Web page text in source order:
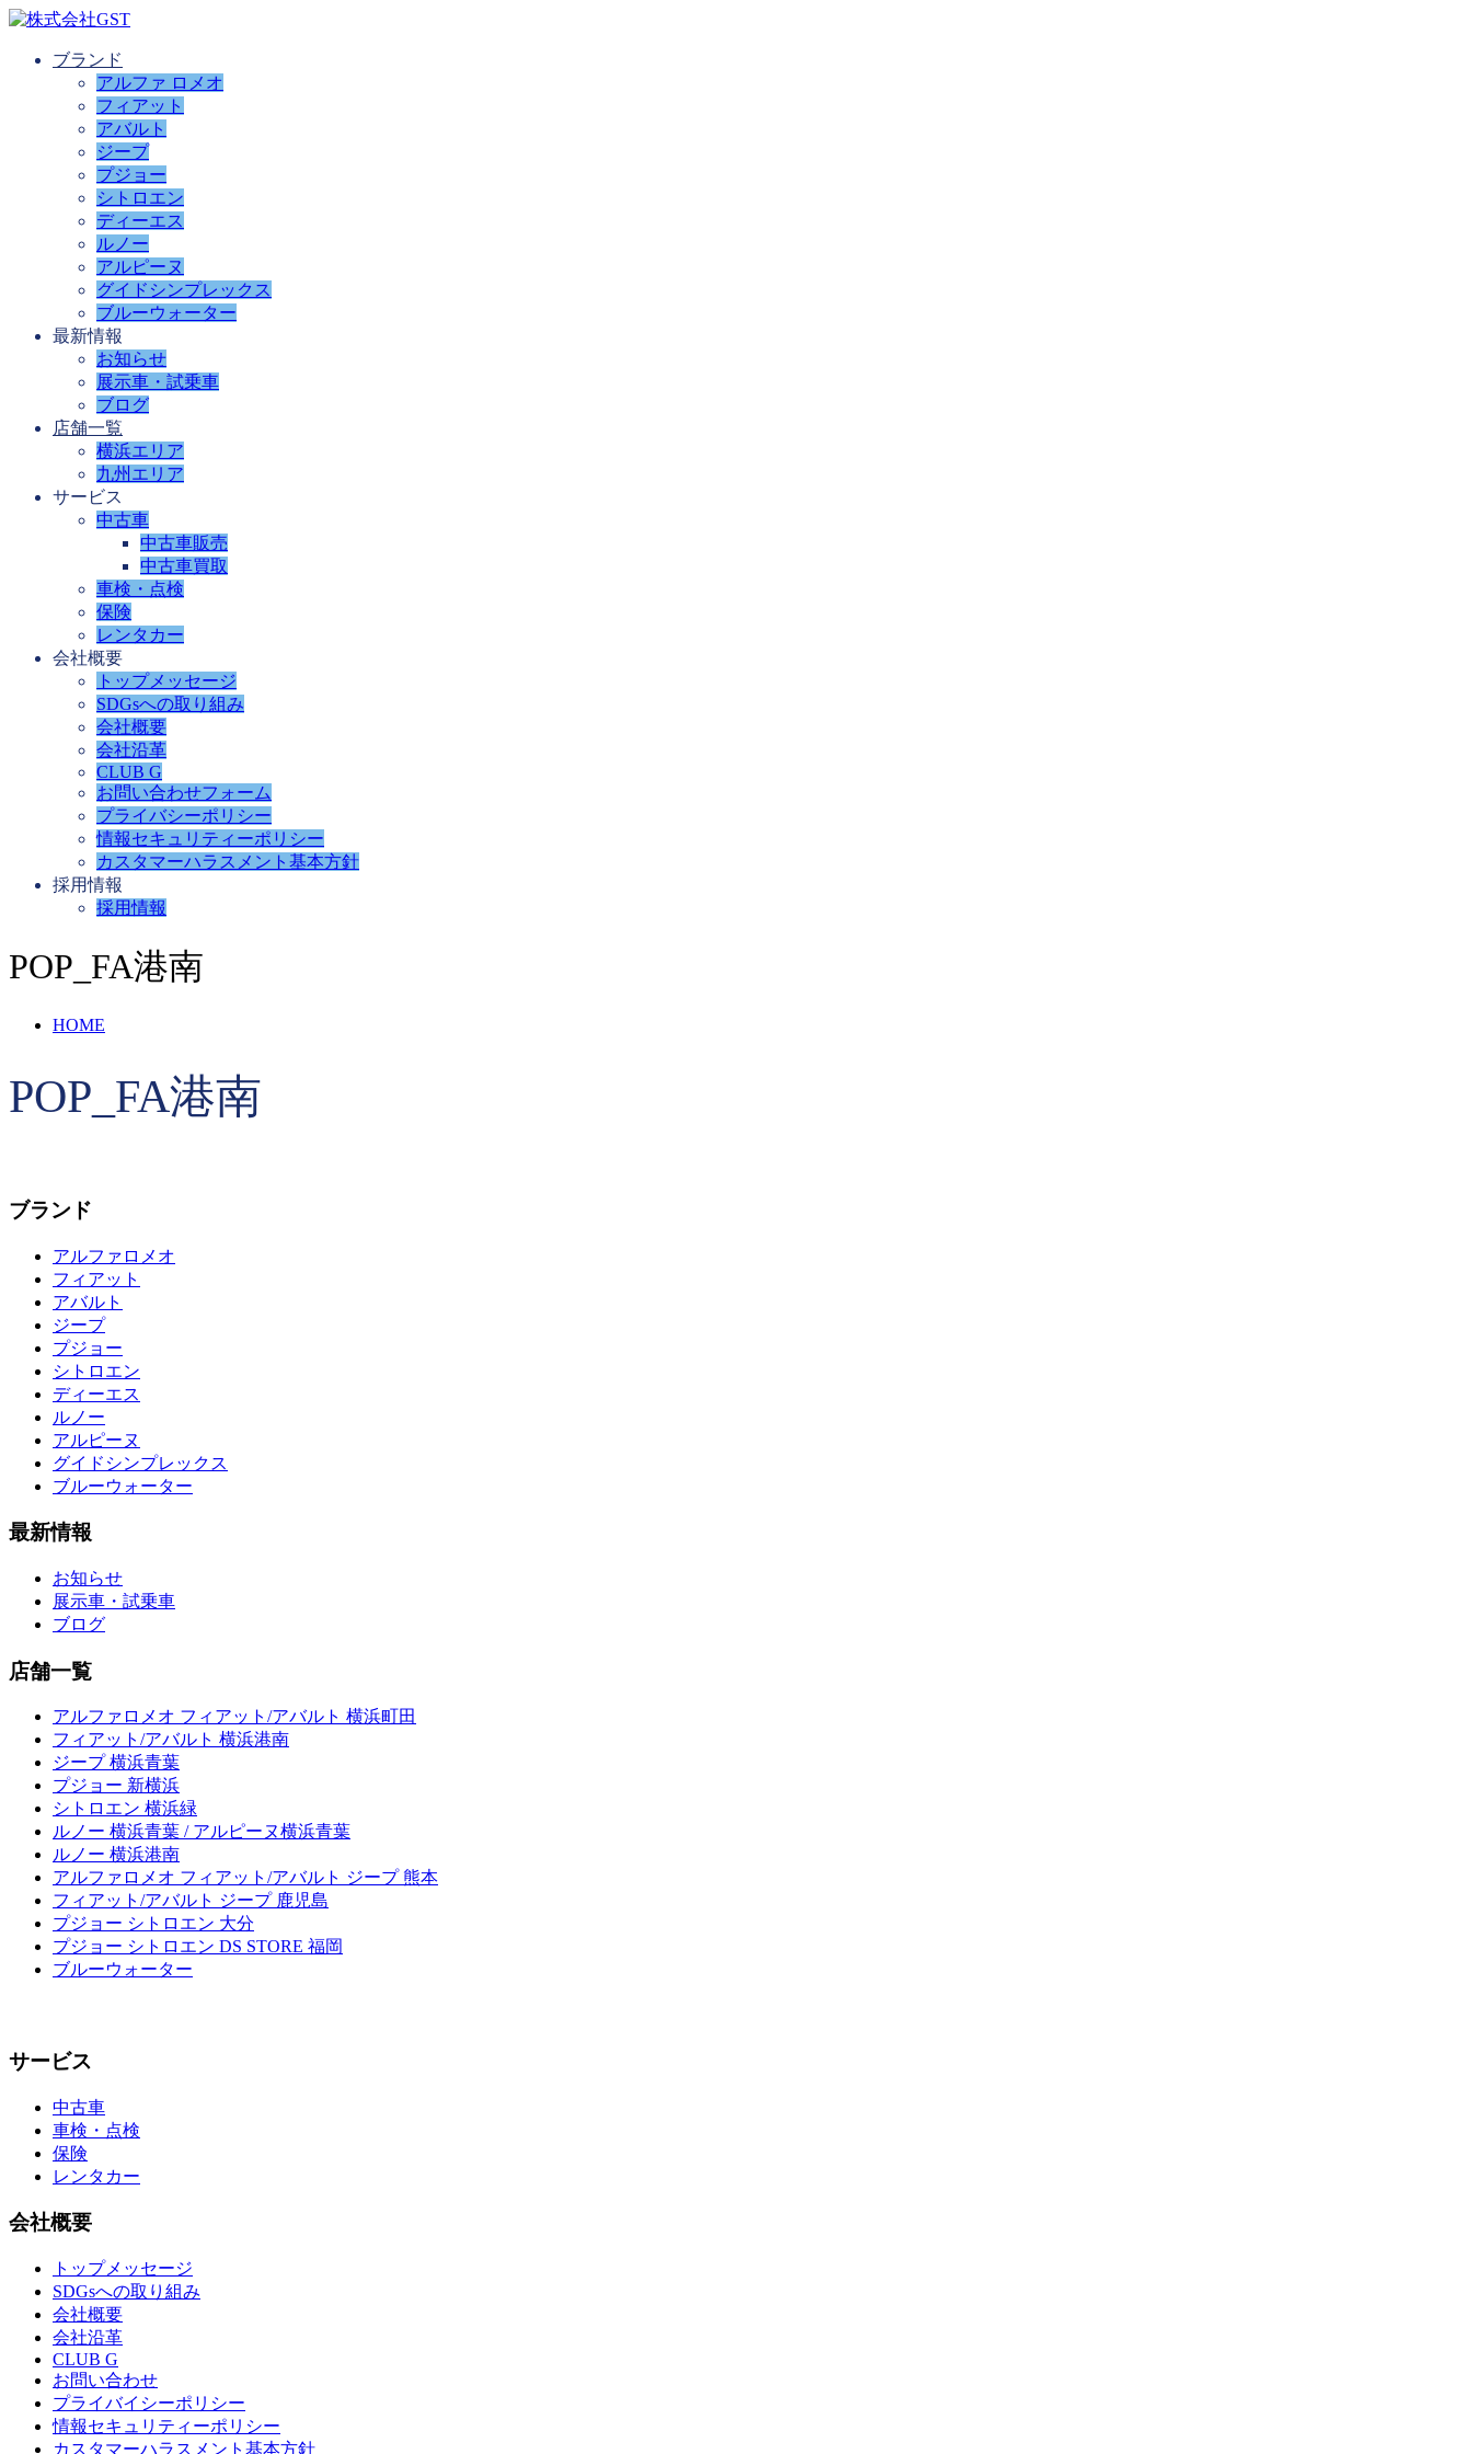
ブランド
アルファ ロメオ
フィアット
アバルト
ジープ
プジョー
シトロエン
ディーエス
ルノー
アルピーヌ
グイドシンプレックス
ブルーウォーター
最新情報
お知らせ
展示車・試乗車
ブログ
店舗一覧
横浜エリア
九州エリア
サービス
中古車
中古車販売
中古車買取
車検・点検
保険
レンタカー
会社概要
トップメッセージ
SDGsへの取り組み
会社概要
会社沿革
CLUB G
お問い合わせフォーム
プライバシーポリシー
情報セキュリティーポリシー
カスタマーハラスメント基本方針
採用情報
採用情報
POP_FA港南
HOME
POP_FA港南
ブランド
アルファロメオ
フィアット
アバルト
ジープ
プジョー
シトロエン
ディーエス
ルノー
アルピーヌ
グイドシンプレックス
ブルーウォーター
最新情報
お知らせ
展示車・試乗車
ブログ
店舗一覧
アルファロメオ フィアット/アバルト 横浜町田
フィアット/アバルト 横浜港南
ジープ 横浜青葉
プジョー 新横浜
シトロエン 横浜緑
ルノー 横浜青葉 / アルピーヌ横浜青葉
ルノー 横浜港南
アルファロメオ フィアット/アバルト ジープ 熊本
フィアット/アバルト ジープ 鹿児島
プジョー シトロエン 大分
プジョー シトロエン DS STORE 福岡
ブルーウォーター
サービス
中古車
車検・点検
保険
レンタカー
会社概要
トップメッセージ
SDGsへの取り組み
会社概要
会社沿革
CLUB G
お問い合わせ
プライバイシーポリシー
情報セキュリティーポリシー
カスタマーハラスメント基本方針